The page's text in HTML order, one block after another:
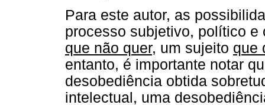
Para este autor, as
processo subjetivo, político
que não quer, um sujeito que
entanto, é importante notar
desobediência obtida
intelectual, uma